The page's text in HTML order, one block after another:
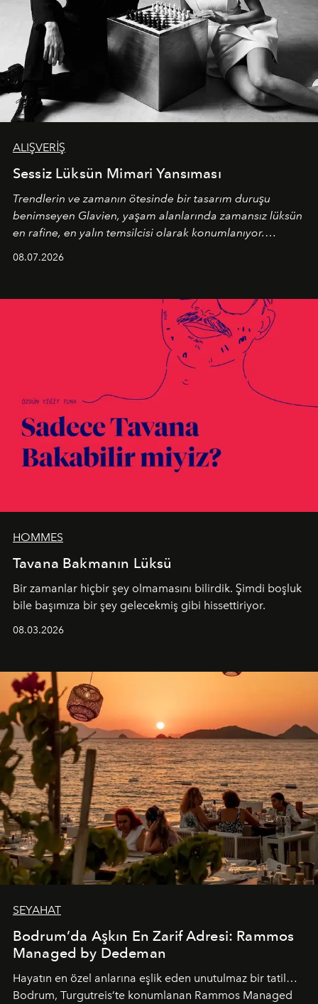
ALIŞVERİŞ
Sessiz Lüksün Mimari Yansıması
Trendlerin ve zamanın ötesinde bir tasarım duruşu
benimseyen Glavien, yaşam alanlarında zamansız lüksün
en rafine, en yalın temsilcisi olarak konumlanıyor.
08.07.2026
HOMMES
Tavana Bakmanın Lüksü
Bir zamanlar hiçbir şey olmamasını bilirdik. Şimdi boşluk
bile başımıza bir şey gelecekmiş gibi hissettiriyor.
08.03.2026
SEYAHAT
Bodrum’da Aşkın En Zarif Adresi: Rammos
Managed by Dedeman
Hayatın en özel anlarına eşlik eden unutulmaz bir tatil…
Bodrum, Turgutreis’te konumlanan Rammos Managed